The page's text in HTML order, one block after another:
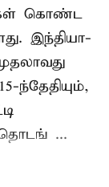
கொண்ட
இந்தியா-
ந்தேதியும்,
தொடங் ...